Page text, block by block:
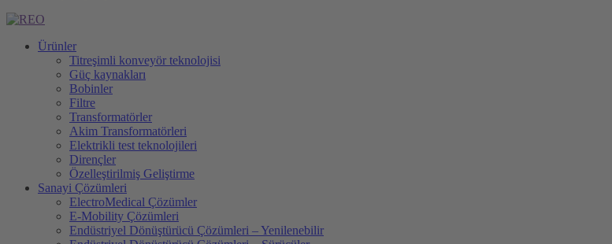
Ürünler
Titreşimli konveyör teknolojisi
Güç kaynakları
Bobinler
Filtre
Transformatörler
Akim Transformatörleri
Elektrikli test teknolojileri
Dirençler
Özelleştirilmiş Geliştirme
Sanayi Çözümleri
ElectroMedical Çözümler
E-Mobility Çözümleri
Endüstriyel Dönüştürücü Çözümleri – Yenilenebilir